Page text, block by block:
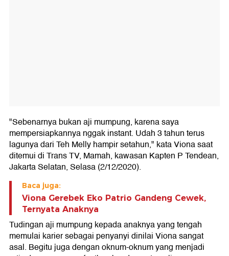
"Sebenarnya bukan aji mumpung, karena saya
mempersiapkannya nggak instant. Udah 3 tahun terus
lagunya dari Teh Melly hampir setahun," kata Viona saat
ditemui di Trans TV, Mamah, kawasan Kapten P Tendean,
Jakarta Selatan, Selasa (2/12/2020).
Baca juga:
Viona Gerebek Eko Patrio Gandeng Cewek,
Ternyata Anaknya
Tudingan aji mumpung kepada anaknya yang tengah
memulai karier sebagai penyanyi dinilai Viona sangat
asal. Begitu juga dengan oknum-oknum yang menjadi